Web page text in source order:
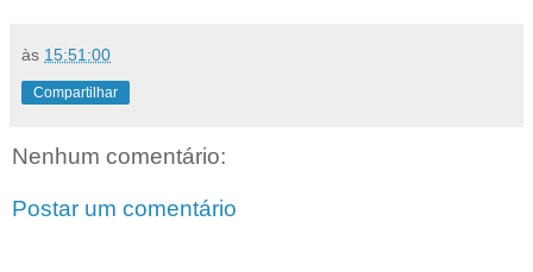
às 15:51:00
Compartilhar
Nenhum comentário:
Postar um comentário